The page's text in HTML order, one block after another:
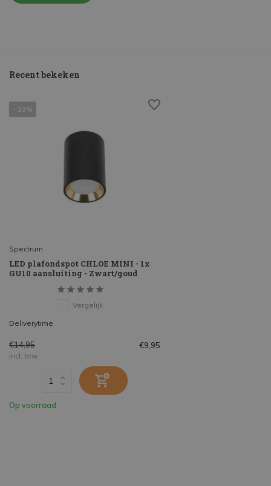
Recent bekeken
- 33%
Spectrum
LED plafondspot CHLOE MINI - 1x
GU10 aansluiting - Zwart/goud
Vergelijk
Deliverytime
€14,95 €9,95
Incl. btw
Op voorraad